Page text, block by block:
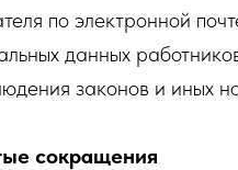
по электронной
данных
законов и иных
сокращения